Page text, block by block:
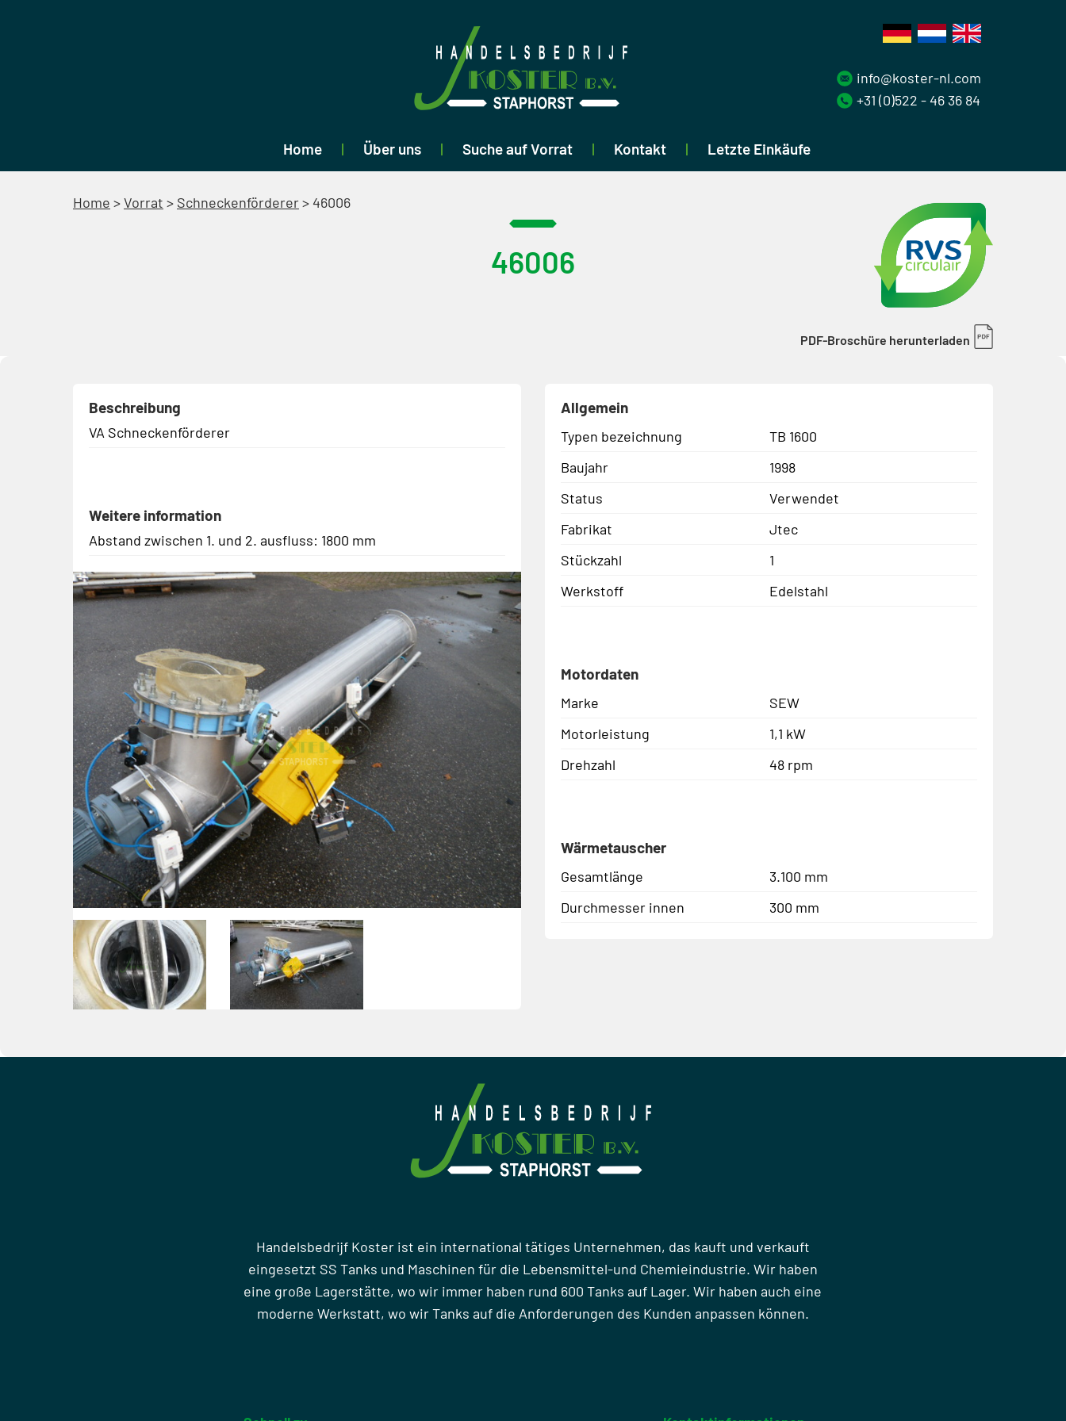
Home Über uns Suche auf Vorrat Kontakt Letzte Einkäufe
info@koster-nl.com
+31 (0)522 - 46 36 84
Home >Vorrat > Schneckenförderer> 46006
46006
PDF-Broschüre herunterladen
Beschreibung
VA Schneckenförderer
Weitere information
Abstand zwischen 1. und 2. ausfluss: 1800 mm
Allgemein
Typen bezeichnung
TB 1600
Baujahr
1998
Status
Verwendet
Fabrikat
Jtec
Stückzahl
1
Werkstoff
Edelstahl
Motordaten
Marke
SEW
Motorleistung
1,1 kW
Drehzahl
48 rpm
Wärmetauscher
Gesamtlänge
3.100 mm
Durchmesser innen
300 mm
Handelsbedrijf Koster ist ein international tätiges Unternehmen, das kauft und verkauft
eingesetzt SS Tanks und Maschinen für die Lebensmittel-und Chemieindustrie. Wir haben
eine große Lagerstätte, wo wir immer haben rund 600 Tanks auf Lager. Wir haben auch eine
moderne Werkstatt, wo wir Tanks auf die Anforderungen des Kunden anpassen können.